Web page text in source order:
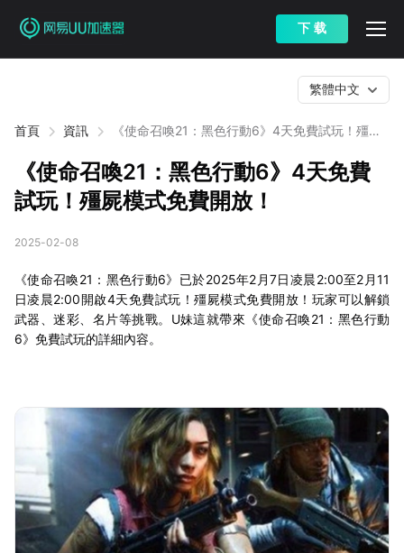
下 载
首頁 資訊
《使命召喚21：黑色行動6》4天免費試玩！殭屍
繁體中文
《使命召喚21：黑色行動6》4天免費
試玩！殭屍模式免費開放！
2025-02-08
《使命召喚21：黑色行動6》已於2025年2月7日凌晨2:00至2月11
日凌晨2:00開啟4天免費試玩！殭屍模式免費開放！玩家可以解鎖
武器、迷彩、名片等挑戰。U妹這就帶來《使命召喚21：黑色行動
6》免費試玩的詳細內容。